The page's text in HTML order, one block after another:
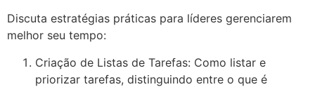
Discuta estratégias práticas para líderes gerenciarem
melhor seu tempo:
Criação de Listas de Tarefas: Como listar e
priorizar tarefas, distinguindo entre o que é